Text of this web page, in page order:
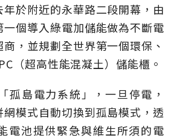
於附近的永華路二段開幕，由
一個導入綠電加儲能做為不斷電
，並規劃全世界第一個環保、
（超高性能混凝土）儲能櫃。
孤島電力系統」，一旦停電，
模式自動切換到孤島模式，透
電池提供緊急與維生所須的電